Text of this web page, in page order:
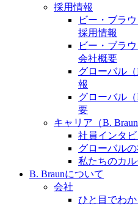
販売代理店さま向け情報​
お問合せ先、価格情報
ま向けの情報スペースで
多い水頭症と、小児に
や治療法など「水頭症
ができます。
お問合せ
お問合せフォームより
採用情報
ビー・ブラ
採用情報
ビー・ブラ
会社概要
グローバル
報
グローバル
要
キャリア（B.
社員インタ
グローバル
私たちのカ
B. Braunについて
会社
ひと目でわか